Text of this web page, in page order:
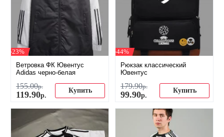
-23%
Ветровка ФК Ювентус
Adidas черно-белая
155.00р.
119.90р.
Купить
-44%
Рюкзак классический
Ювентус
179.90р.
99.90р.
Купить